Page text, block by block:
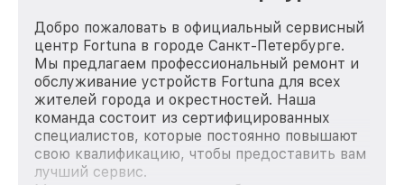
Добро пожаловать в официальный сервисный
центр Fortuna в городе Санкт-Петербурге.
Мы предлагаем профессиональный ремонт и
обслуживание устройств Fortuna для всех
жителей города и окрестностей. Наша
команда состоит из сертифицированных
специалистов, которые постоянно повышают
свою квалификацию, чтобы предоставить вам
лучший сервис.